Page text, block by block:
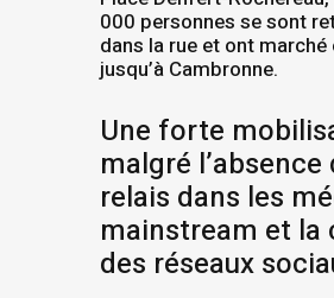
000 personnes se sont
dans la rue et ont
jusqu’à Cambronne.
Une forte
malgré l’absence
relais dans les
mainstream et la
des réseaux